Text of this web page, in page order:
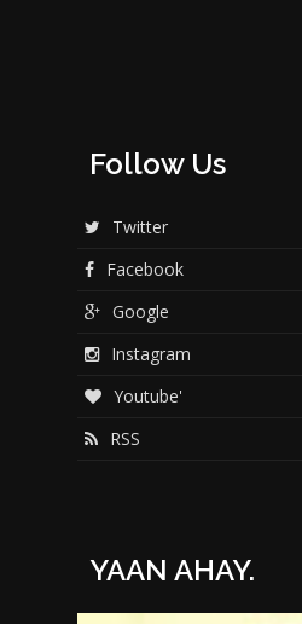
Follow Us
Twitter
Facebook
Google
Instagram
Youtube'
RSS
YAAN AHAY.